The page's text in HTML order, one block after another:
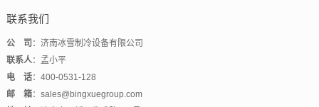
联系我们
公 司 ：济南冰雪制冷设备有限公司
联系人：孟小平
电 话：400-0531-128
邮 箱：sales@bingxuegroup.com